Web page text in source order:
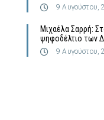
9 Αυγούστου,
Μιχαέλα Σαρρή:
ψηφοδέλτιο των
9 Αυγούστου,